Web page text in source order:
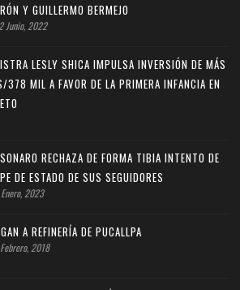
Y GUILLERMO BERMEJO
Junio, 2022
LESLY SHICA IMPULSA INVERSIÓN DE MÁS
378 MIL A FAVOR DE LA PRIMERA INFANCIA EN
RECHAZA DE FORMA TIBIA INTENTO DE
DE ESTADO DE SUS SEGUIDORES
2023
A REFINERÍA DE PUCALLPA
2018